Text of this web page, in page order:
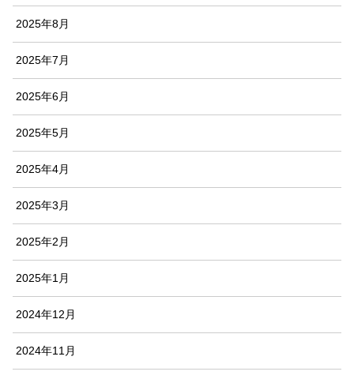
2025年8月
2025年7月
2025年6月
2025年5月
2025年4月
2025年3月
2025年2月
2025年1月
2024年12月
2024年11月